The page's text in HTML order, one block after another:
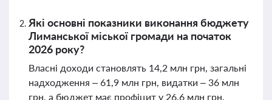
Які основні показники виконання бюджету
Лиманської міської громади на початок
2026 року?
Власні доходи становлять 14,2 млн грн, загальні
надходження – 61,9 млн грн, видатки – 36 млн
грн, а бюджет має профіцит у 26,6 млн грн.